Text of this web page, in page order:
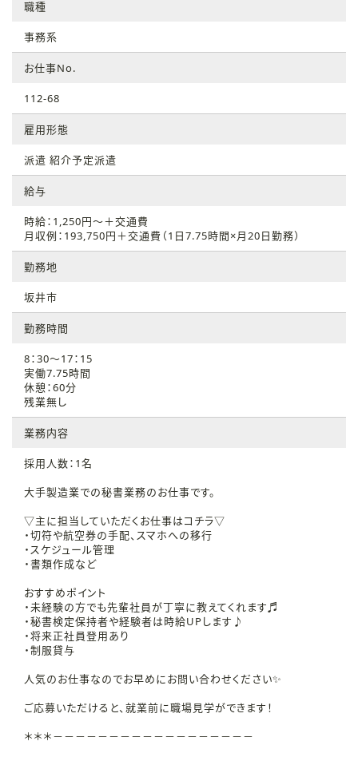
職種
事務系
お仕事No.
112-68
雇用形態
派遣 紹介予定派遣
給与
時給：1,250円～＋交通費
月収例：193,750円＋交通費（1日7.75時間×月20日勤務）
勤務地
坂井市
勤務時間
8：30～17：15
実働7.75時間
休憩：60分
残業無し
業務内容
採用人数：1名
大手製造業での秘書業務のお仕事です。
▽主に担当していただくお仕事はコチラ▽
・切符や航空券の手配、スマホへの移行
・スケジュール管理
・書類作成など
おすすめポイント
・未経験の方でも先輩社員が丁寧に教えてくれます♬
・秘書検定保持者や経験者は時給UPします♪
・将来正社員登用あり
・制服貸与
人気のお仕事なのでお早めにお問い合わせください✨
ご応募いただけると、就業前に職場見学ができます！
＊＊＊－－－－－－－－－－－－－－－－－－